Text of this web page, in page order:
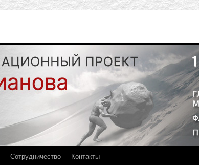
Сотрудничество Контакты